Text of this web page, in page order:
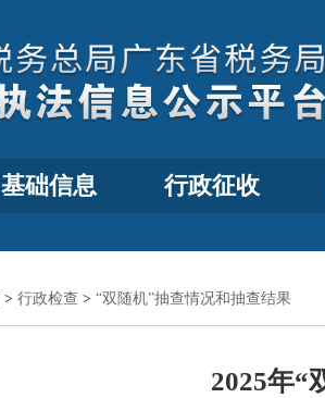
基础信息 行政征收
> 行政检查 > “双随机”抽查情况和抽查结果
2025年“